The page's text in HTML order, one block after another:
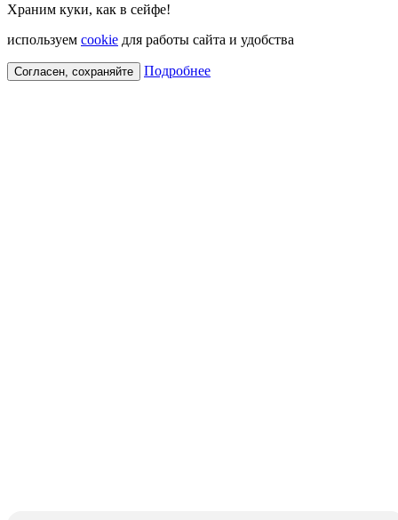
Храним куки, как в сейфе!
используем cookie для работы сайта и удобства
Согласен, сохраняйте Подробнее